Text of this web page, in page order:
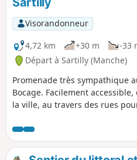
l'apparition récente de grandes
habitations contemporaines
quelque peu prétentieuses.
Visorandonneur
4,72 km
+30 m -33
Départ à Sartilly (Manche)
Promenade très sympathique
Bocage. Facilement
la ville, au travers des rues
nombreux chevaux.